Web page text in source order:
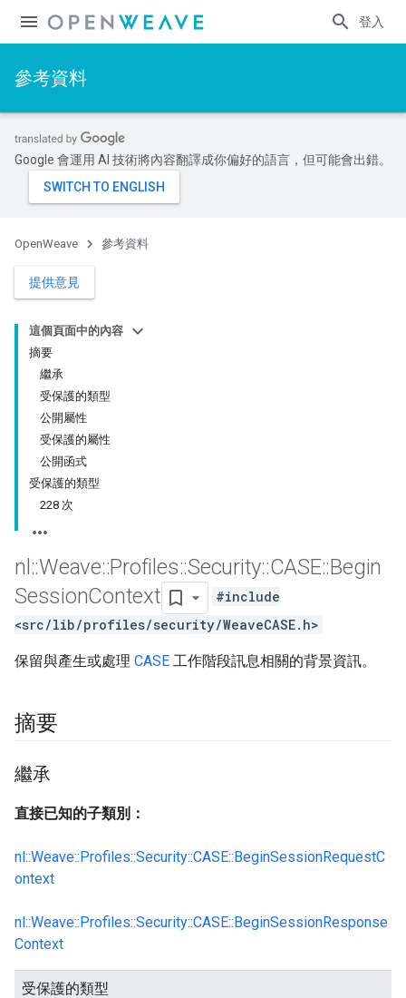
登入
參考資料
Google 會運用 AI 技術將內容翻譯成你偏好的語言，但可能會出錯。
OpenWeave 參考資料
提供意見
這個頁面中的內容
摘要
繼承
受保護的類型
公開屬性
受保護的屬性
公開函式
受保護的類型
228 次
nl ::Weave::Profiles::Security::CASE::Begin
SessionContext
#include
<src/lib/profiles/security/WeaveCASE.h>
保留與產生或處理 CASE 工作階段訊息相關的背景資訊。
摘要
繼承
直接已知的子類別：
nl::Weave::Profiles::Security::CASE::BeginSessionRequestC
ontext
nl::Weave::Profiles::Security::CASE::BeginSessionResponse
Context
受保護的類型